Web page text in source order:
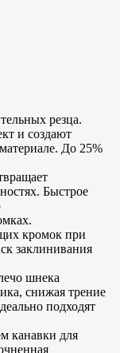
резца.
и создают
До 25%
Быстрое
кромок при
заклинивания
шнека
снижая трение
подходят
канавки для